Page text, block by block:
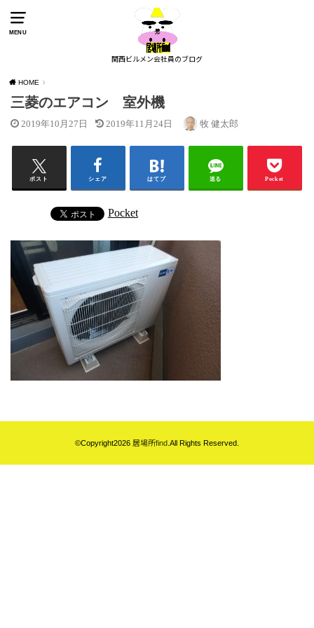
MENU
関西ビルメン会社員のブログ
HOME
三菱のエアコン 室外機
2019年10月27日 2019年11月24日 牧 健太郎
ポスト シェア はてブ 送る Pocket
Pocket
©Copyright2026 居場所find.All Rights Reserved.